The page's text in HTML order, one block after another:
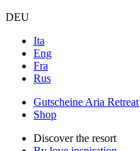
DEU
Ita
Eng
Fra
Rus
Gutscheine Aria
Shop
Discover the resort